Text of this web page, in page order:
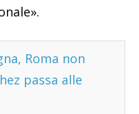
Roma non
passa alle